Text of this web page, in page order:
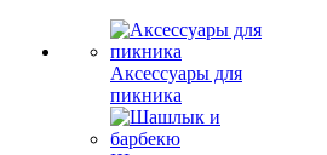
Аксессуары для
пикника